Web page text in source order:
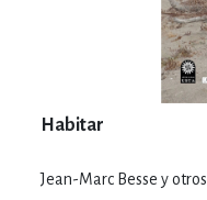
Habitar
Jean-Marc Besse y otros